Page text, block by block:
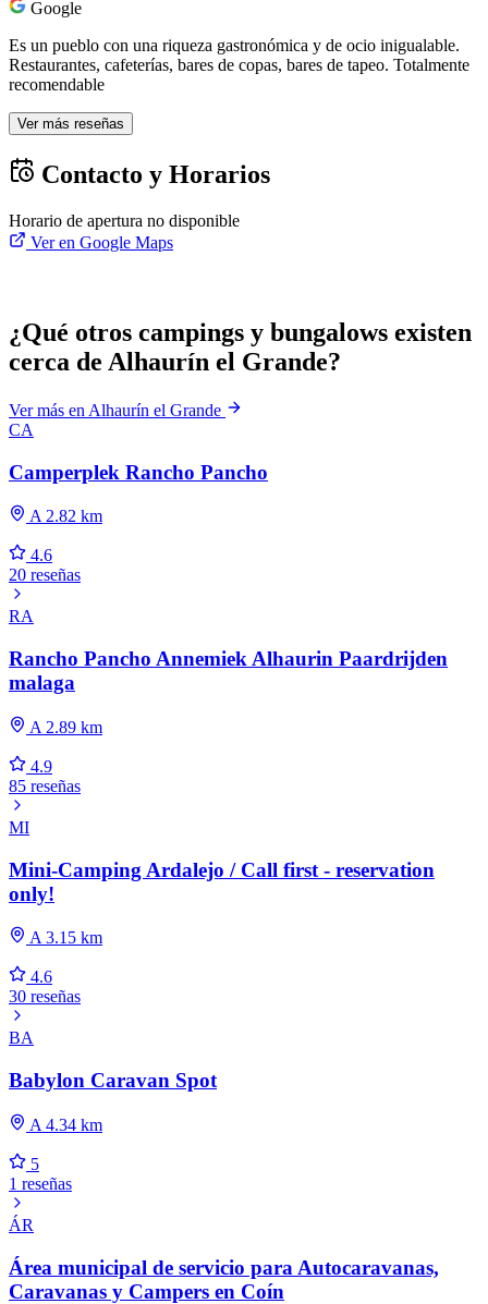
Google
Es un pueblo con una riqueza gastronómica y de ocio inigualable.
Restaurantes, cafeterías, bares de copas, bares de tapeo. Totalmente
recomendable
Ver más reseñas
Contacto y Horarios
Horario de apertura no disponible
Ver en Google Maps
¿Qué otros campings y bungalows existen
cerca de Alhaurín el Grande?
Ver más en Alhaurín el Grande
CA
Camperplek Rancho Pancho
A 2.82 km
4.6
20 reseñas
RA
Rancho Pancho Annemiek Alhaurin Paardrijden
malaga
A 2.89 km
4.9
85 reseñas
MI
Mini-Camping Ardalejo / Call first - reservation
only!
A 3.15 km
4.6
30 reseñas
BA
Babylon Caravan Spot
A 4.34 km
5
1 reseñas
ÁR
Área municipal de servicio para Autocaravanas,
Caravanas y Campers en Coín